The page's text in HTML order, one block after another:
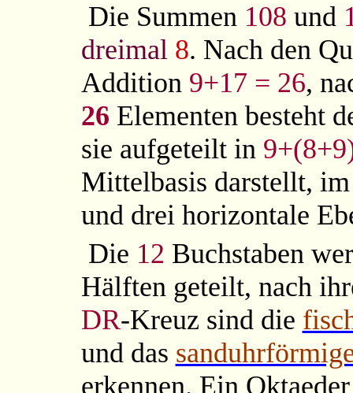
Die Summen 108 und
dreimal 8. Nach den
Addition 9+17 = 26,
26 Elementen besteht
sie aufgeteilt in
Mittelbasis darstellt,
und drei horizontale
Die 12 Buchstaben
Hälften geteilt, nach
DR-Kreuz sind die
und das
erkennen. Ein